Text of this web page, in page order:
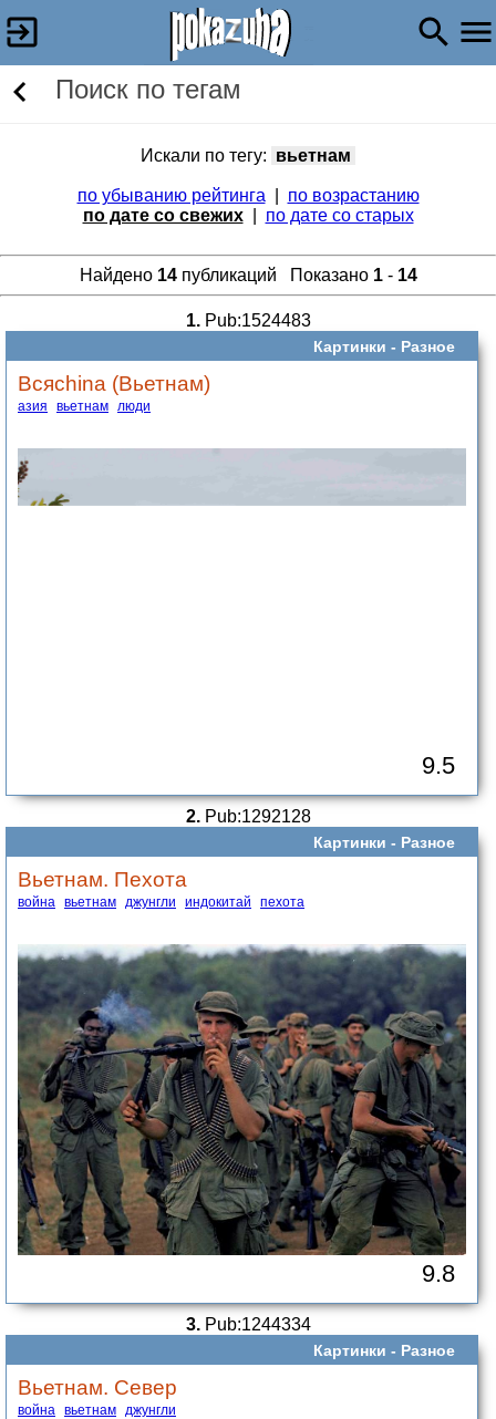
Поиск по тегам
Искали по тегу: вьетнам
по убыванию рейтинга
по возрастанию
по дате со свежих| по дате со старых
Найдено 14публикаций Показано 1- 14
1.Pub:1524483
Картинки - Разное
Всяchina (Вьетнам)
азия вьетнам люди
9.5
2.Pub:1292128
Картинки - Разное
Вьетнам. Пехота
война вьетнам джунгли индокитай пехота
9.8
3.Pub:1244334
Картинки - Разное
Вьетнам. Север
война вьетнам джунгли